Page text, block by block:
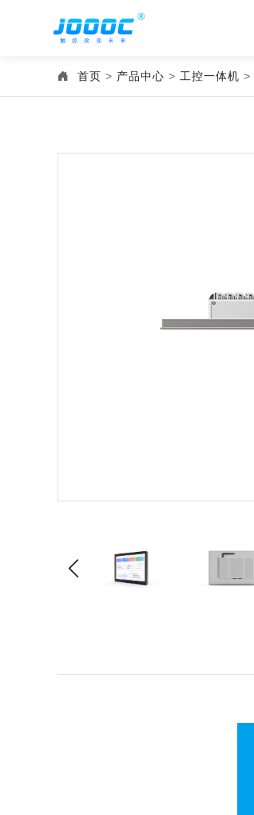
首页 > 产品中心 > 工控一体机 >